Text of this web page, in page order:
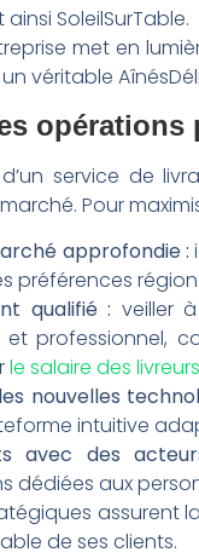
SoleilSurTable.
met en
véritable
opérations
service de
Pour
approfondie :
préférences
qualifié : veiller
et professionnel,
le salaire des
nouvelles
intuitive
avec des
dédiées aux
assurent
de ses clients.